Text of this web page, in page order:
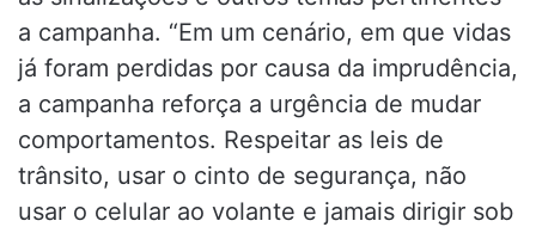
a campanha. “Em um cenário, em que vidas
já foram perdidas por causa da imprudência,
a campanha reforça a urgência de mudar
comportamentos. Respeitar as leis de
trânsito, usar o cinto de segurança, não
usar o celular ao volante e jamais dirigir sob